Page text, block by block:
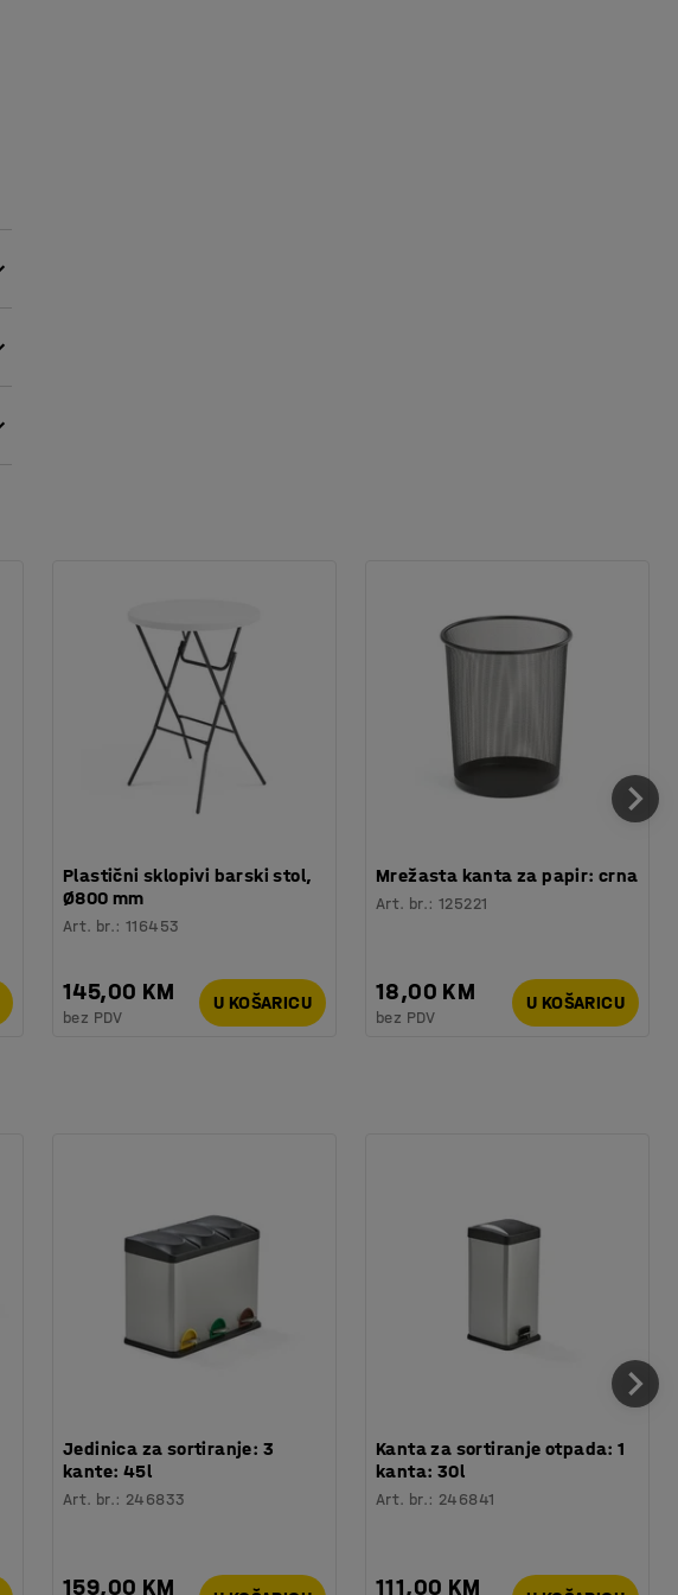
Plastični sklopivi barski stol,
Ø800 mm
Art. br.:116453
145,00 KM
bez PDV
U KOŠARICU
Mrežasta kanta za papir: crna
Art. br.:125221
18,00 KM
bez PDV
U KOŠARICU
Jedinica za sortiranje: 3
kante: 45l
Art. br.: 246833
159,00 KM
Kanta za sortiranje otpada: 1
kanta: 30l
Art. br.: 246841
111,00 KM